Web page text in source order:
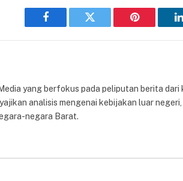
Facebook Twitter Pinterest
yang berfokus pada peliputan berita dari
analisis mengenai kebijakan luar
negara Barat.